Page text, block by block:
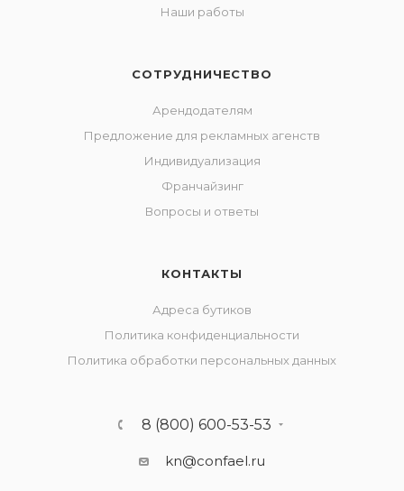
Наши работы
СОТРУДНИЧЕСТВО
Арендодателям
Предложение для рекламных агенств
Индивидуализация
Франчайзинг
Вопросы и ответы
КОНТАКТЫ
Адреса бутиков
Политика конфиденциальности
Политика обработки персональных данных
8 (800) 600-53-53
kn@confael.ru